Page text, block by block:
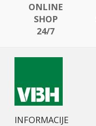
ONLINE
SHOP
24/7
INFORMACIJE